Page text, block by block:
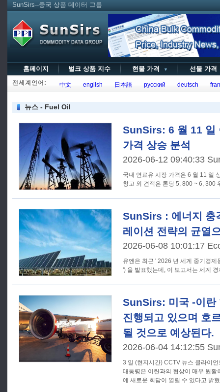
SunSirs--중국 상품 데이터 그룹
홈페이지 벌크 상품 지수 현물 가격 ▼ 선물 가
전세계언어: 中文 english 日本語 русский deutsch
뉴스 - Fuel Oil
SunSirs: 6 월 11 일
가격 상승 분석
2026-06-12 09:40:33
국내 연료유 시장 가격은 6 월 11 일
창고 외 견적은 톤당 5, 800 ~ 6, 300
SunSirs : 에너지 충
레이션 전략의 균열
2026-06-08 10:01:17
유엔은 최근 ' 2026 년 세계 중기경제
') 을 발표했는데, 이 보고서는 세계
SunSirs: 미국 -이란
진행되고 있으며 호
될 것으로 예상된다.
2026-06-04 14:12:55
3 일 (현지시간) CCTV 뉴스 클라이
대통령은 이란과의 협상이 매우 원활
에 새로운 회담이 열릴 수 있다고 밝